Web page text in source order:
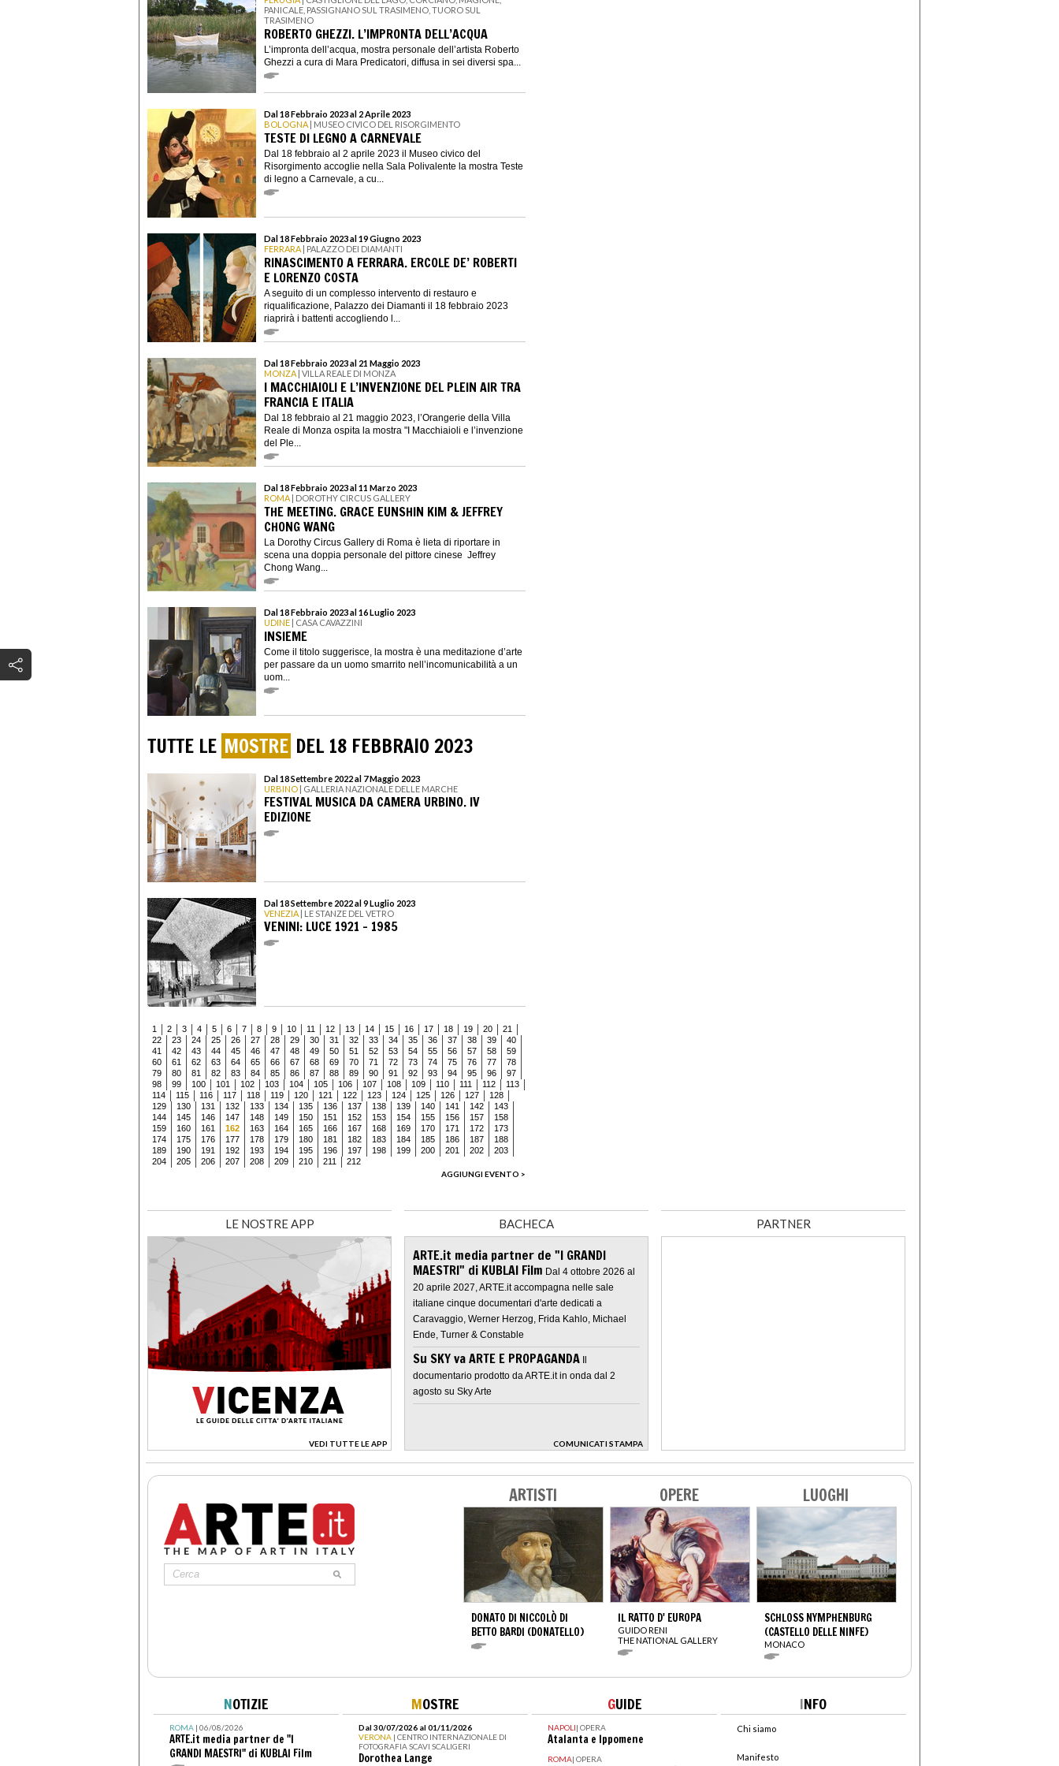
PANICALE, PASSIGNANO SUL TRASIMENO, TUORO SUL
TRASIMENO
ROBERTO GHEZZI. L’IMPRONTA DELL’ACQUA
L’impronta dell’acqua, mostra personale dell’artista Roberto
Ghezzi a cura di Mara Predicatori, diffusa in sei diversi spa...
Dal 18 Febbraio 2023 al 2 Aprile 2023
BOLOGNA | MUSEO CIVICO DEL RISORGIMENTO
TESTE DI LEGNO A CARNEVALE
Dal 18 febbraio al 2 aprile 2023 il Museo civico del
Risorgimento accoglie nella Sala Polivalente la mostra Teste
di legno a Carnevale, a cu...
Dal 18 Febbraio 2023 al 19 Giugno 2023
FERRARA | PALAZZO DEI DIAMANTI
RINASCIMENTO A FERRARA. ERCOLE DE’ ROBERTI
E LORENZO COSTA
A seguito di un complesso intervento di restauro e
riqualificazione, Palazzo dei Diamanti il 18 febbraio 2023
riaprirà i battenti accogliendo l...
Dal 18 Febbraio 2023 al 21 Maggio 2023
MONZA | VILLA REALE DI MONZA
I MACCHIAIOLI E L’INVENZIONE DEL PLEIN AIR TRA
FRANCIA E ITALIA
Dal 18 febbraio al 21 maggio 2023, l’Orangerie della Villa
Reale di Monza ospita la mostra "I Macchiaioli e l’invenzione
del Ple...
Dal 18 Febbraio 2023 al 11 Marzo 2023
ROMA | DOROTHY CIRCUS GALLERY
THE MEETING. GRACE EUNSHIN KIM & JEFFREY
CHONG WANG
La Dorothy Circus Gallery di Roma è lieta di riportare in
scena una doppia personale del pittore cinese Jeffrey
Chong Wang...
Dal 18 Febbraio 2023 al 16 Luglio 2023
UDINE | CASA CAVAZZINI
INSIEME
Come il titolo suggerisce, la mostra è una meditazione d’arte
per passare da un uomo smarrito nell’incomunicabilità a un
uom...
TUTTE LE MOSTRE DEL 18 FEBBRAIO 2023
Dal 18 Settembre 2022 al 7 Maggio 2023
URBINO | GALLERIA NAZIONALE DELLE MARCHE
FESTIVAL MUSICA DA CAMERA URBINO. IV
EDIZIONE
Dal 18 Settembre 2022 al 9 Luglio 2023
VENEZIA | LE STANZE DEL VETRO
VENINI: LUCE 1921 – 1985
1 2 3 4 5 6 7 8 9 10 11 12 13 14 15 16 17 18 19 20
21
22
23 24 25 26 27 28 29 30 31 32 33 34 35 36 37 38 39
40
41
42 43 44 45 46 47 48 49 50 51 52 53 54 55 56 57 58
59
60
61 62 63 64 65 66 67 68 69 70 71 72 73 74 75 76 77
78
79
80 81 82 83 84 85 86 87 88 89 90 91 92 93 94 95 96
97
98
99 100 101 102 103 104 105 106 107 108 109 110 111 112
113
114
115 116 117 118 119 120 121 122 123 124 125 126 127
128
129
130 131 132 133 134 135 136 137 138 139 140 141 142
143
144
145 146 147 148 149 150 151 152 153 154 155 156 157
158
159
160 161 162 163 164 165 166 167 168 169 170 171 172
173
174
175 176 177 178 179 180 181 182 183 184 185 186 187
188
189
190 191 192 193 194 195 196 197 198 199 200 201 202
203
204
205 206 207 208 209 210 211
212
AGGIUNGI EVENTO >
LE NOSTRE APP
VEDI TUTTE LE APP
>
BACHECA
ARTE.it media partner de "I GRANDI
MAESTRI" di KUBLAI Film Dal 4 ottobre 2026 al
20 aprile 2027, ARTE.it accompagna nelle sale
italiane cinque documentari d'arte dedicati a
Caravaggio, Werner Herzog, Frida Kahlo, Michael
Ende, Turner & Constable
Su SKY va ARTE E PROPAGANDA Il
documentario prodotto da ARTE.it in onda dal 2
agosto su Sky Arte
COMUNICATI STAMPA
>
PARTNER
ARTISTI
DONATO DI NICCOLÒ DI
BETTO BARDI (DONATELLO)
OPERE
IL RATTO D' EUROPA
GUIDO RENI
THE NATIONAL GALLERY
LUOGHI
SCHLOSS NYMPHENBURG
(CASTELLO DELLE NINFE)
MONACO
NOTIZIE
ROMA| 06/08/2026
ARTE.it media partner de "I
GRANDI MAESTRI" di KUBLAI Film
MOSTRE
Dal 30/07/2026 al 01/11/2026
VERONA | CENTRO INTERNAZIONALE DI
FOTOGRAFIA SCAVI SCALIGERI
Dorothea Lange
GUIDE
NAPOLI| OPERA
Atalanta e Ippomene
ROMA| OPERA
INFO
Chi siamo
Manifesto